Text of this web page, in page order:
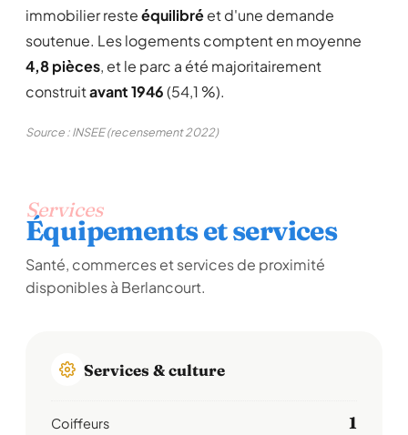
immobilier resteéquilibréet d'une demande
soutenue. Les logements comptent en moyenne
4,8 pièces, et le parc a été majoritairement
construitavant 1946(54,1 %).
Source : INSEE (recensement 2022)
Services
Équipements et services
Santé, commerces et services de proximité
disponibles à Berlancourt.
Services & culture
Coiffeurs 1